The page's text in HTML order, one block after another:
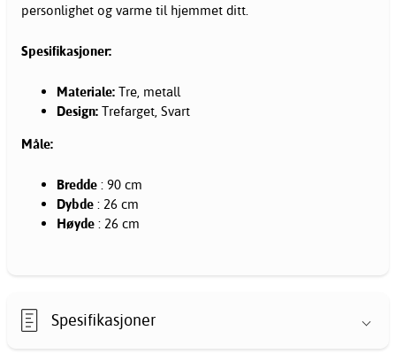
personlighet og varme til hjemmet ditt.
Spesifikasjoner:
Materiale: Tre, metall
Design: Trefarget, Svart
Måle:
Bredde : 90 cm
Dybde : 26 cm
Høyde : 26 cm
Spesifikasjoner